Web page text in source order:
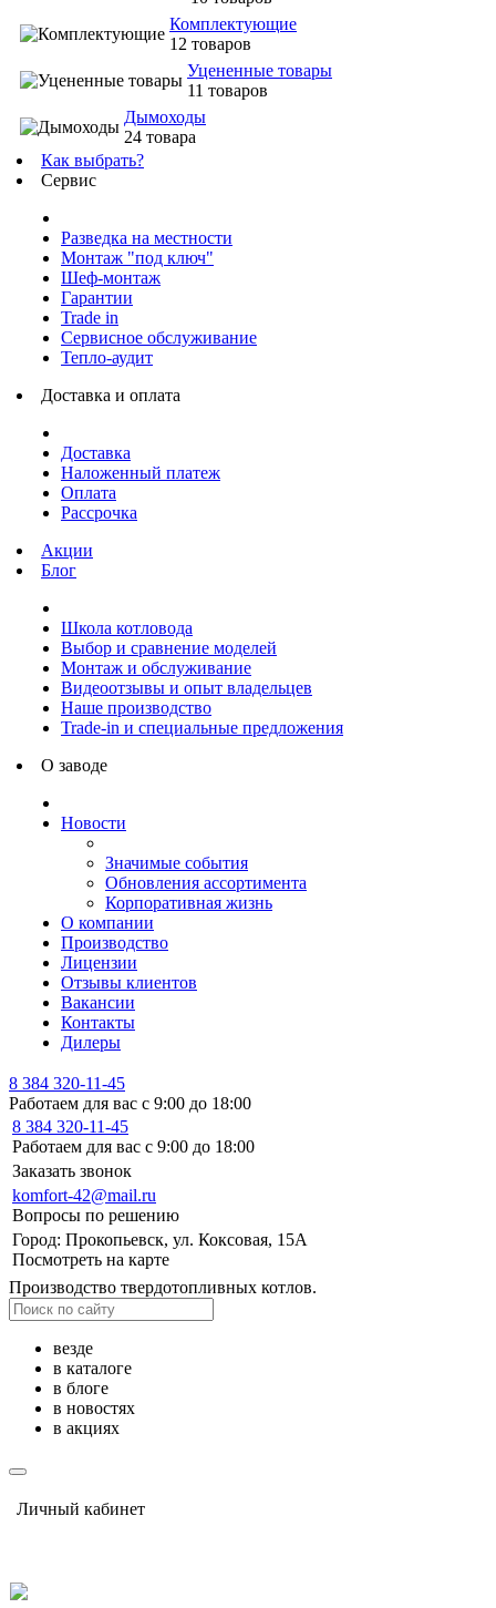
Комплектующие
12 товаров
Уцененные товары
11 товаров
Дымоходы
24 товара
Как выбрать?
Сервис
Разведка на местности
Монтаж "под ключ"
Шеф-монтаж
Гарантии
Trade in
Сервисное обслуживание
Тепло-аудит
Доставка и оплата
Доставка
Наложенный платеж
Оплата
Рассрочка
Акции
Блог
Школа котловода
Выбор и сравнение моделей
Монтаж и обслуживание
Видеоотзывы и опыт владельцев
Наше производство
Trade-in и специальные предложения
О заводе
Новости
Значимые события
Обновления ассортимента
Корпоративная жизнь
О компании
Производство
Лицензии
Отзывы клиентов
Вакансии
Контакты
Дилеры
8 384 320-11-45
Работаем для вас с 9:00 до 18:00
8 384 320-11-45
Работаем для вас с 9:00 до 18:00
Заказать звонок
komfort-42@mail.ru
Вопросы по решению
Город: Прокопьевск, ул. Коксовая, 15А
Посмотреть на карте
Производство твердотопливных котлов.
везде
в каталоге
в блоге
в новостях
в акциях
Личный кабинет